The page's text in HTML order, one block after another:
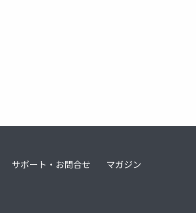
サポート・お問合せ マガジン